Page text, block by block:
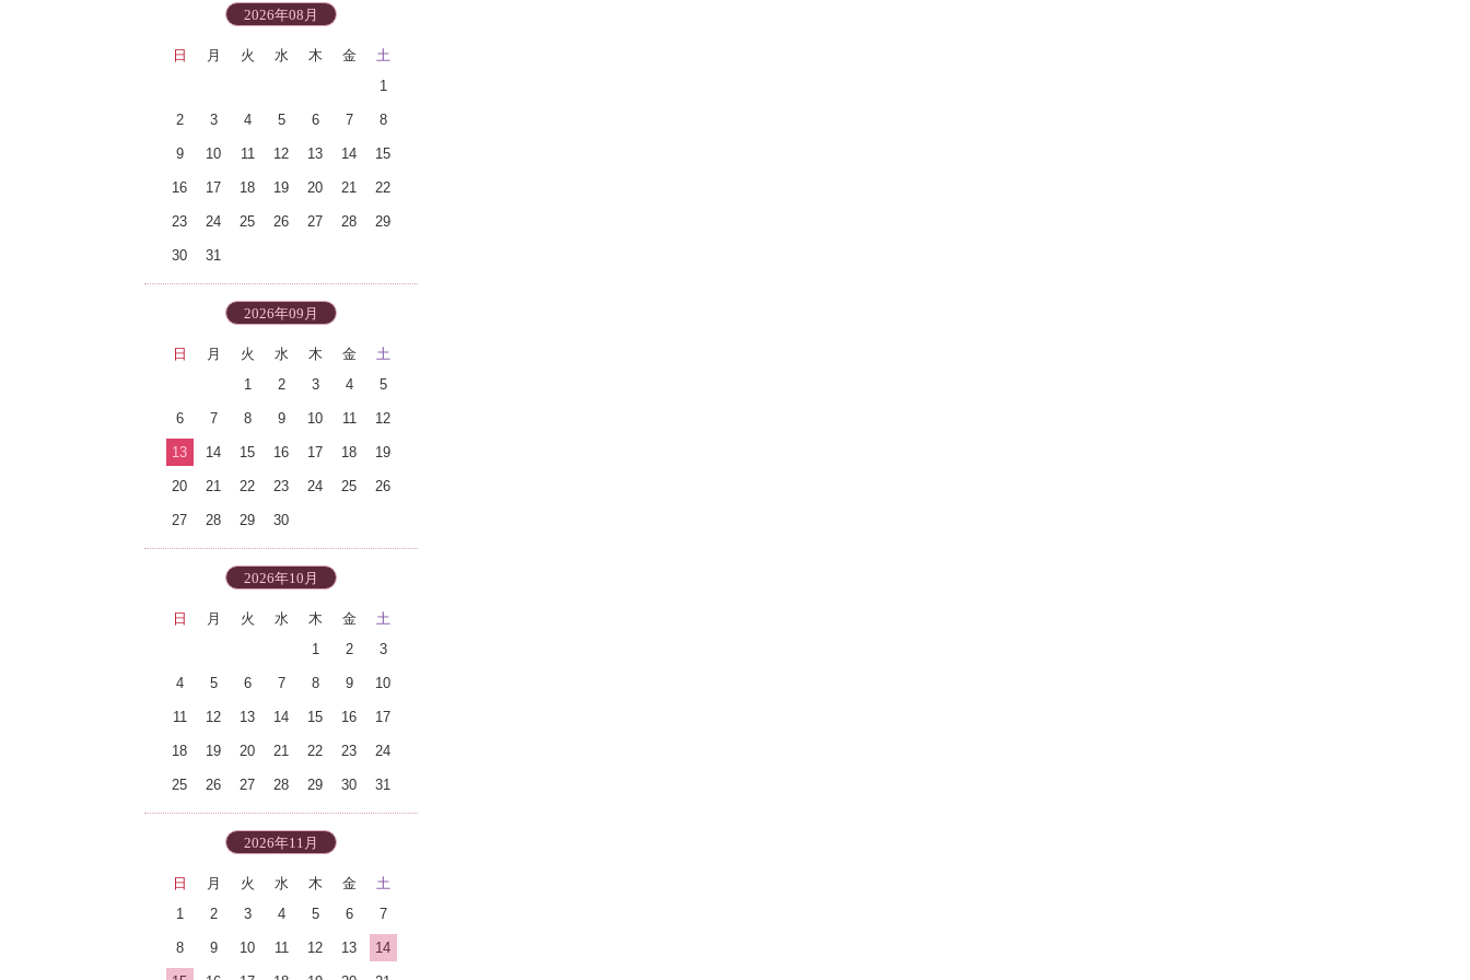
2026年08月
日 月 火 水 木 金
土
1
2 3 4 5 6 7 8
9 10 11 12 13 14 15
16 17 18 19 20 21 22
23 24 25 26 27 28 29
30 31
2026年09月
日 月 火 水 木 金
土
1
2 3 4 5
6 7 8 9 10 11 12
13 14 15 16 17 18 19
20 21 22 23 24 25 26
27 28 29 30
2026年10月
日 月 火 水 木 金
土
1
2 3
4 5 6 7 8 9 10
11 12 13 14 15 16 17
18 19 20 21 22 23 24
25 26 27 28 29 30 31
2026年11月
日 月 火 水 木 金
土
1
2 3 4 5 6 7
8 9 10 11 12 13 14